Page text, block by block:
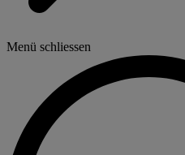
Menü schliessen